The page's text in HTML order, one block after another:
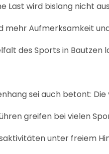
Last wird bislang nicht
mehr Aufmerksamkeit
des Sports in Bautzen
sei auch betont:
greifen bei vielen
unter freiem